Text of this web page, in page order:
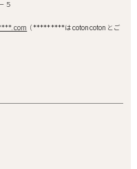
５
（*********はcotoncotonとご